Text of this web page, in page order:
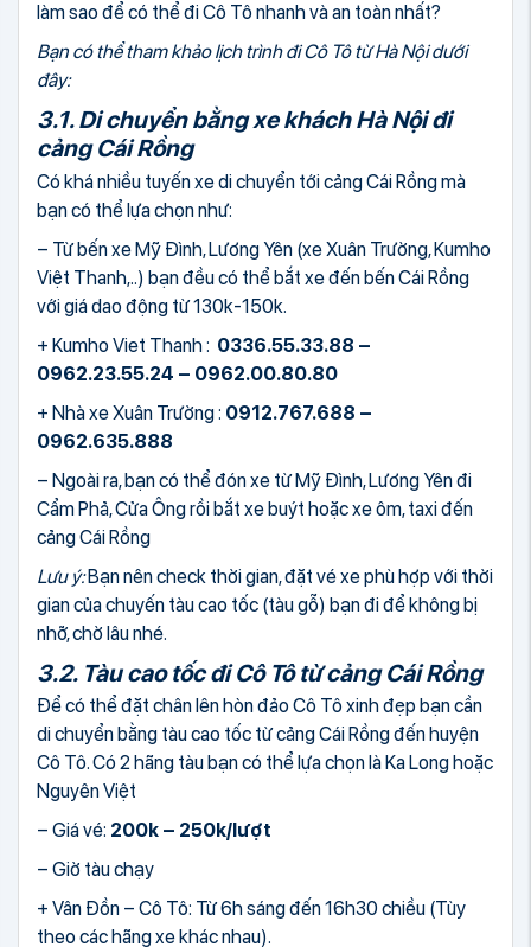
làm sao để có thể đi Cô Tô nhanh và an toàn nhất?
Bạn có thể tham khảo lịch trình đi Cô Tô từ Hà Nội dưới
đây:
3.1. Di chuyển bằng xe khách Hà Nội đi
cảng Cái Rồng
Có khá nhiều tuyến xe di chuyển tới cảng Cái Rồng mà
bạn có thể lựa chọn như:
– Từ bến xe Mỹ Đình, Lương Yên (xe Xuân Trường, Kumho
Việt Thanh,..) bạn đều có thể bắt xe đến bến Cái Rồng
với giá dao động từ 130k-150k.
+ Kumho Viet Thanh : 0336.55.33.88 –
0962.23.55.24 – 0962.00.80.80
+ Nhà xe Xuân Trường : 0912.767.688 –
0962.635.888
– Ngoài ra, bạn có thể đón xe từ Mỹ Đình, Lương Yên đi
Cẩm Phả, Cửa Ông rồi bắt xe buýt hoặc xe ôm, taxi đến
cảng Cái Rồng
Lưu ý:Bạn nên check thời gian, đặt vé xe phù hợp với thời
gian của chuyến tàu cao tốc (tàu gỗ) bạn đi để không bị
nhỡ, chờ lâu nhé.
3.2. Tàu cao tốc đi Cô Tô từ cảng Cái Rồng
Để có thể đặt chân lên hòn đảo Cô Tô xinh đẹp bạn cần
di chuyển bằng tàu cao tốc từ cảng Cái Rồng đến huyện
Cô Tô. Có 2 hãng tàu bạn có thể lựa chọn là Ka Long hoặc
Nguyên Việt
– Giá vé: 200k – 250k/lượt
– Giờ tàu chạy
+ Vân Đồn – Cô Tô: Từ 6h sáng đến 16h30 chiều (Tùy
theo các hãng xe khác nhau).